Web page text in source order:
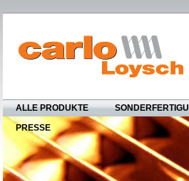
ALLE PRODUKTE
PRESSE